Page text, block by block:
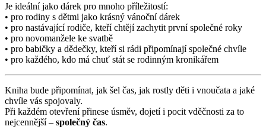
Je ideální jako dárek pro mnoho příležitostí:
• pro rodiny s dětmi jako krásný vánoční dárek
• pro nastávající rodiče, kteří chtějí zachytit první společné roky
• pro novomanžele ke svatbě
• pro babičky a dědečky, kteří si rádi připomínají společné chvíle
• pro každého, kdo má chuť stát se rodinným kronikářem
Kniha bude připomínat, jak šel čas, jak rostly děti i vnoučata a jaké
chvíle vás spojovaly.
Při každém otevření přinese úsměv, dojetí i pocit vděčnosti za to
nejcennější – společný čas.